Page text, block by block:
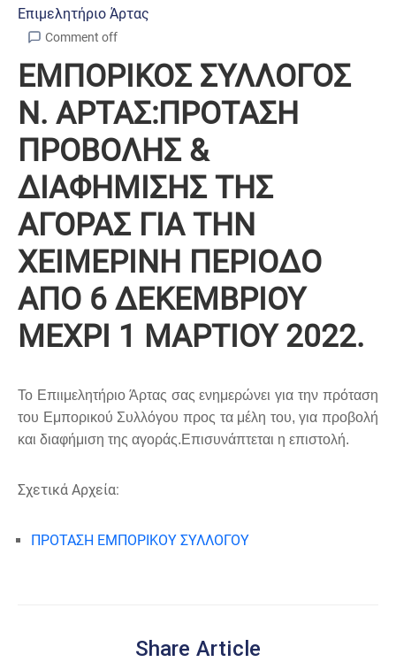
Επιμελητήριο Άρτας
Comment off
ΕΜΠΟΡΙΚΟΣ ΣΥΛΛΟΓΟΣ
Ν. ΑΡΤΑΣ:ΠΡΟΤΑΣΗ
ΠΡΟΒΟΛΗΣ &
ΔΙΑΦΗΜΙΣΗΣ ΤΗΣ
ΑΓΟΡΑΣ ΓΙΑ ΤΗΝ
ΧΕΙΜΕΡΙΝΗ ΠΕΡΙΟΔΟ
ΑΠΟ 6 ΔΕΚΕΜΒΡΙΟΥ
ΜΕΧΡΙ 1 ΜΑΡΤΙΟΥ 2022.
Το Επιιμελητήριο Άρτας σας ενημερώνει για την πρόταση
του Εμπορικού Συλλόγου προς τα μέλη του, για προβολή
και διαφήμιση της αγοράς.Επισυνάπτεται η επιστολή.
Σχετικά Αρχεία:
ΠΡΟΤΑΣΗ ΕΜΠΟΡΙΚΟΥ ΣΥΛΛΟΓΟΥ
Share Article